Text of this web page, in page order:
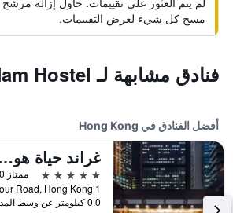
مسح كل شيء لعرض التقييمات.
فنادق مشابهة لـ Gang Nam Hostel
أفضل الفنادق في Hong Kong
غراند حياة
5 نجوم
ممتاز 9.0
0.0 كيلومتر عن وسط المدينة